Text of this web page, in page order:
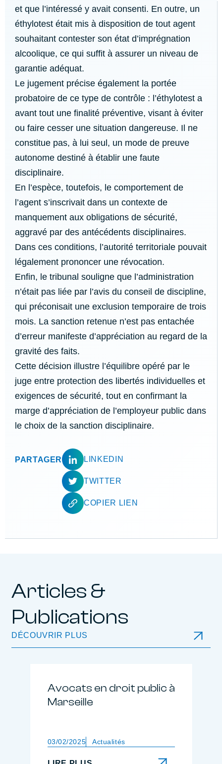
et que l’intéressé y avait consenti. En outre, un
éthylotest était mis à disposition de tout agent
souhaitant contester son état d’imprégnation
alcoolique, ce qui suffit à assurer un niveau de
garantie adéquat.
Le jugement précise également la portée
probatoire de ce type de contrôle : l’éthylotest a
avant tout une finalité préventive, visant à éviter
ou faire cesser une situation dangereuse. Il ne
constitue pas, à lui seul, un mode de preuve
autonome destiné à établir une faute
disciplinaire.
En l’espèce, toutefois, le comportement de
l’agent s’inscrivait dans un contexte de
manquement aux obligations de sécurité,
aggravé par des antécédents disciplinaires.
Dans ces conditions, l’autorité territoriale pouvait
légalement prononcer une révocation.
Enfin, le tribunal souligne que l’administration
n’était pas liée par l’avis du conseil de discipline,
qui préconisait une exclusion temporaire de trois
mois. La sanction retenue n’est pas entachée
d’erreur manifeste d’appréciation au regard de la
gravité des faits.
Cette décision illustre l’équilibre opéré par le
juge entre protection des libertés individuelles et
exigences de sécurité, tout en confirmant la
marge d’appréciation de l’employeur public dans
le choix de la sanction disciplinaire.
PARTAGER LINKEDIN
TWITTER
COPIER LIEN
Articles &
Publications
DÉCOUVRIR PLUS
Avocats en droit public à
Marseille
03/02/2025 Actualités